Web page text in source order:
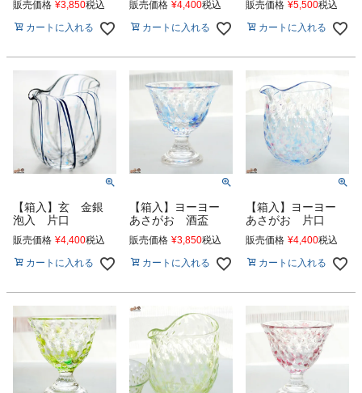
販売価格 ¥3,850税込
カートに入れる
販売価格 ¥4,400税込
カートに入れる
販売価格 ¥5,500税込
カートに入れる
【箱入】玄 金銀
泡入 片口
販売価格 ¥4,400税込
カートに入れる
【箱入】ヨーヨー
あさがお 酒盃
販売価格 ¥3,850税込
カートに入れる
【箱入】ヨーヨー
あさがお 片口
販売価格 ¥4,400税込
カートに入れる